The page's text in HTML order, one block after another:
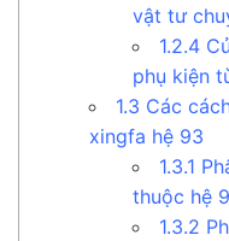
vật tư
1.2.4
phụ kiện
1.3 Các
xingfa hệ 93
1.3.1
thuộc hệ
1.3.2